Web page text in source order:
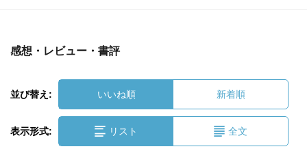
感想・レビュー・書評
並び替え: いいね順 新着順
表示形式: リスト 全文